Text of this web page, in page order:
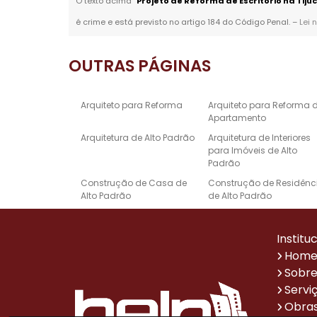
é crime e está previsto no artigo 184 do Código Penal. – Lei
OUTRAS PÁGINAS
Arquiteto para Reforma
Arquiteto para Reforma
Apartamento
Arquitetura de Alto Padrão
Arquitetura de Interiores
para Imóveis de Alto
Padrão
Construção de Casa de
Alto Padrão
Construção de
de Alto Padrão
Casas de Alto Padrão
Padrão
Reforma de Escritório
Sistema de Automação
Empresa de Reformas
Home